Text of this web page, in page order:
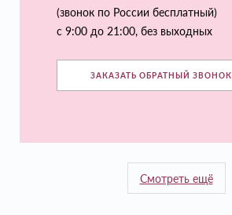
(звонок по России бесплатный)
с 9:00 до 21:00, без выходных
ЗАКАЗАТЬ ОБРАТНЫЙ ЗВОНОК
Смотреть ещё